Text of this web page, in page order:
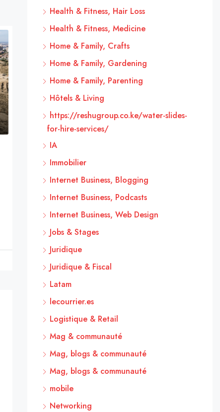
Health & Fitness, Hair Loss
Health & Fitness, Medicine
Home & Family, Crafts
Home & Family, Gardening
Home & Family, Parenting
Hôtels & Living
https://reshugroup.co.ke/water-slides-
for-hire-services/
IA
Immobilier
Internet Business, Blogging
Internet Business, Podcasts
Internet Business, Web Design
Jobs & Stages
Juridique
Juridique & Fiscal
Latam
lecourrier.es
Logistique & Retail
Mag & communauté
Mag, blogs & communauté
Mag, blogs & communauté
mobile
Networking